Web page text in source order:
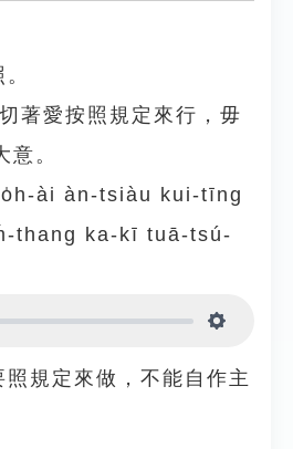
著愛按照規定來行，毋
意。
ài àn-tsiàu kui-tīng
thang ka-kī tuā-tsú-
規定來做，不能自作主